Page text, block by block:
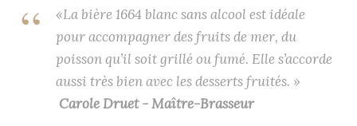
«La bière 1664 blanc sans alcool est idéale
pour accompagner des fruits de mer, du
poisson qu’il soit grillé ou fumé. Elle s’accorde
aussi très bien avec les desserts fruités. »
Carole Druet - Maître-Brasseur